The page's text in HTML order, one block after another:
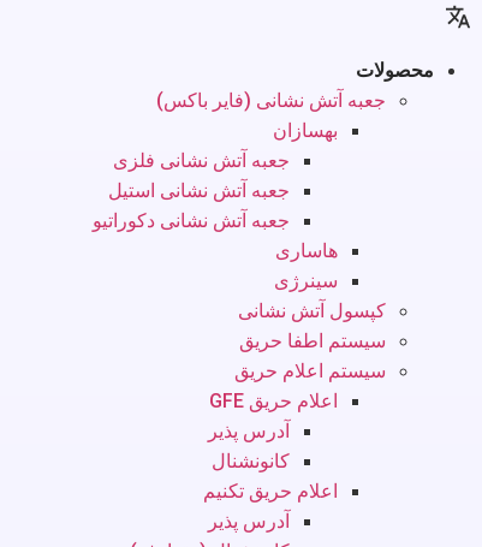
محصولات
جعبه آتش نشانی (فایر باکس)
بهسازان
جعبه آتش نشانی فلزی
جعبه آتش نشانی استیل
جعبه آتش نشانی دکوراتیو
هاساری
سینرژی
کپسول آتش نشانی
سیستم اطفا حریق
سیستم اعلام حریق
اعلام حریق GFE
آدرس پذیر
کانونشنال
اعلام حریق تکنیم
آدرس پذیر